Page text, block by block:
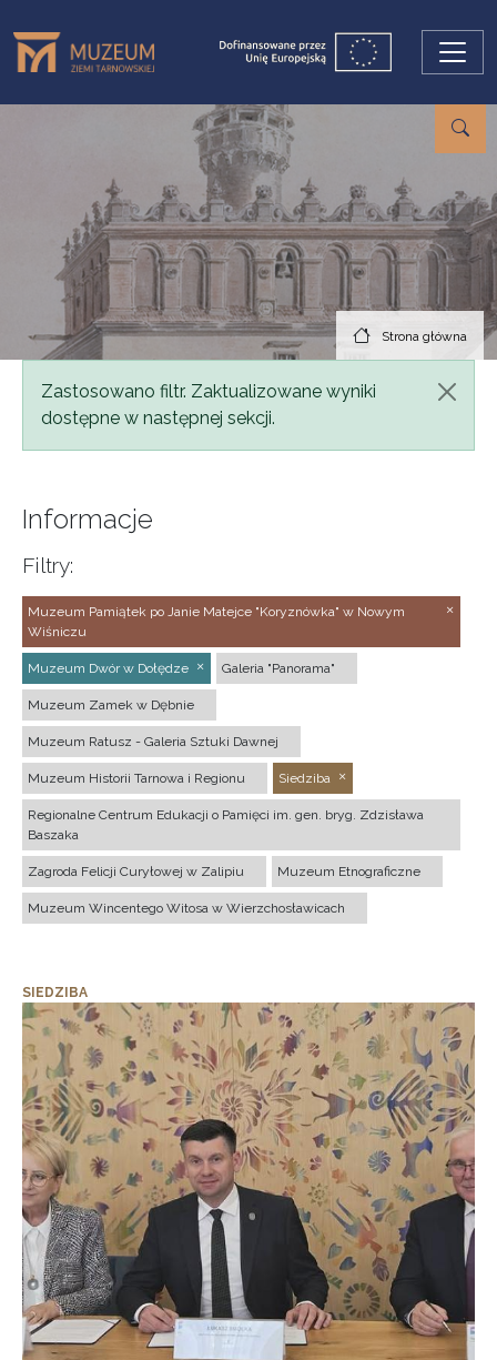
Strona główna
Komunikat
Zastosowano filtr. Zaktualizowane wyniki
dostępne w następnej sekcji.
Informacje
Filtry:
Muzeum Pamiątek po Janie Matejce "Koryznówka" w Nowym
Wiśniczu
Muzeum Dwór w Dołędze Galeria "Panorama"
Muzeum Zamek w Dębnie
Muzeum Ratusz - Galeria Sztuki Dawnej
Muzeum Historii Tarnowa i Regionu Siedziba
Regionalne Centrum Edukacji o Pamięci im. gen. bryg. Zdzisława
Baszaka
Zagroda Felicji Curyłowej w Zalipiu Muzeum Etnograficzne
Muzeum Wincentego Witosa w Wierzchosławicach
SIEDZIBA